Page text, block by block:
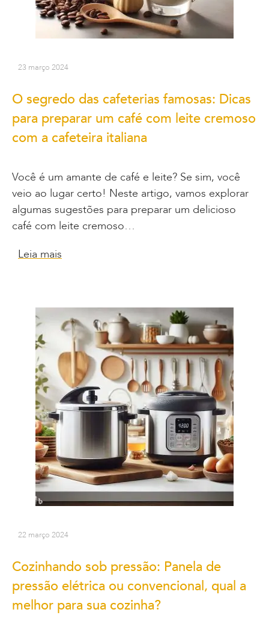
23 março 2024
O segredo das cafeterias famosas: Dicas
para preparar um café com leite cremoso
com a cafeteira italiana
Você é um amante de café e leite? Se sim, você
veio ao lugar certo! Neste artigo, vamos explorar
algumas sugestões para preparar um delicioso
café com leite cremoso…
Leia mais
22 março 2024
Cozinhando sob pressão: Panela de
pressão elétrica ou convencional, qual a
melhor para sua cozinha?